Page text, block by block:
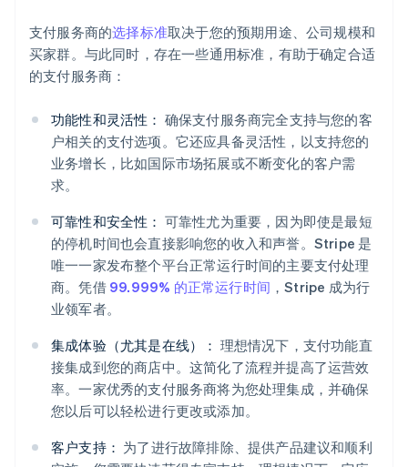
支付服务商的选择标准取决于您的预期用途、公司规模和
买家群。与此同时，存在一些通用标准，有助于确定合适
的支付服务商：
功能性和灵活性： 确保支付服务商完全支持与您的客
户相关的支付选项。它还应具备灵活性，以支持您的
业务增长，比如国际市场拓展或不断变化的客户需
求。
可靠性和安全性： 可靠性尤为重要，因为即使是最短
的停机时间也会直接影响您的收入和声誉。Stripe 是
唯一一家发布整个平台正常运行时间的主要支付处理
商。凭借 99.999% 的正常运行时间 ，Stripe 成为行
业领军者。
集成体验（尤其是在线）： 理想情况下，支付功能直
接集成到您的商店中。这简化了流程并提高了运营效
率。一家优秀的支付服务商将为您处理集成，并确保
您以后可以轻松进行更改或添加。
客户支持： 为了进行故障排除、提供产品建议和顺利